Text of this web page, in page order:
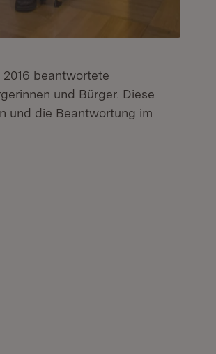
beantwortete
und Bürger. Diese
und die Beantwortung im